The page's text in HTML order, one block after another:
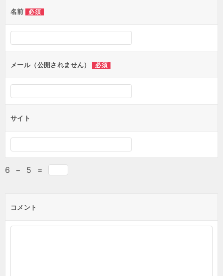
名前 必須
メール（公開されません） 必須
サイト
6 − 5 =
コメント